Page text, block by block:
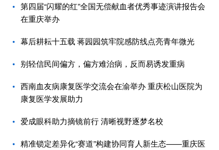
第四届“闪耀的红”全国无偿献血者优秀事迹演讲报告会
在重庆举办
幕后耕耘十五载 蒋园园筑牢院感防线点亮青年微光
别轻信民间偏方，偏方难治病，反而易诱发重病
西南血友病康复医学交流会在渝举办 重庆松山医院为
康复医学发展助力
爱成眼科助力摘镜前行 清晰视野逐梦名校
精准锁定差异化“赛道”构建协同育人新生态——重庆医